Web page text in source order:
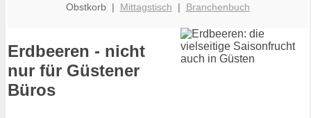
Obstkorb | Mittagstisch | Branchenbuch
Erdbeeren - nicht
nur für Güstener
Büros